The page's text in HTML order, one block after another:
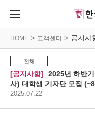
HOME 고객센터 공지사
전체
공지사항
2025년 하반
사) 대학생 기자단 모집
2025.07.22